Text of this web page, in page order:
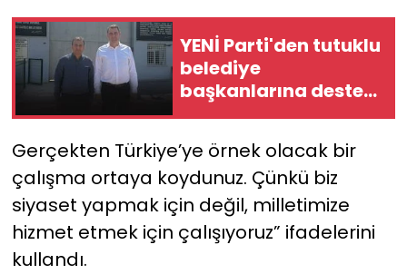
YENİ Parti'den tutuklu
belediye
başkanlarına destek
ziyareti: "Yanlarında
edeceğiz"
Gerçekten Türkiye’ye örnek olacak bir
çalışma ortaya koydunuz. Çünkü biz
siyaset yapmak için değil, milletimize
hizmet etmek için çalışıyoruz” ifadelerini
kullandı.